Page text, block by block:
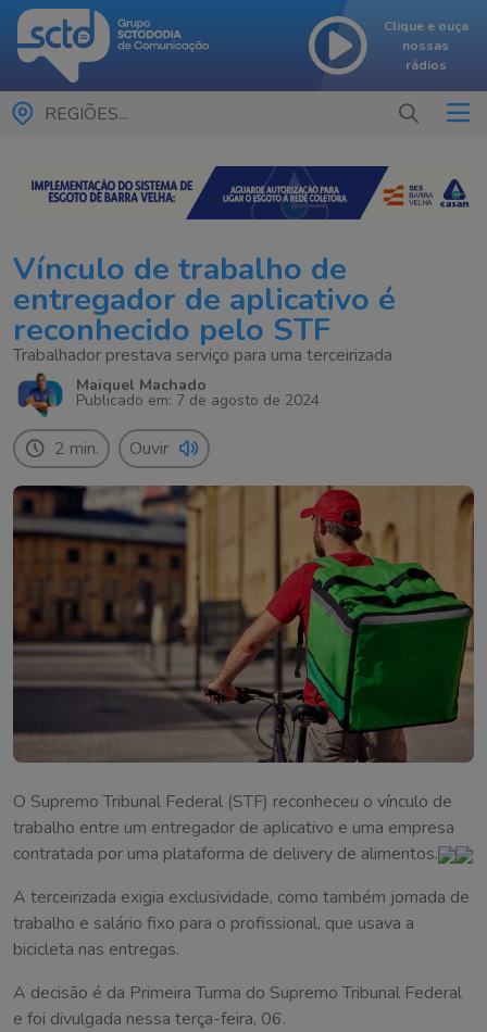
Clique e ouça
nossas
rádios
REGIÕES...
Vínculo de trabalho de
entregador de aplicativo é
reconhecido pelo STF
Trabalhador prestava serviço para uma terceirizada
Maiquel Machado
Publicado em: 7 de agosto de 2024
2 min. Ouvir
O Supremo Tribunal Federal (STF) reconheceu o vínculo de
trabalho entre um entregador de aplicativo e uma empresa
contratada por uma plataforma de delivery de alimentos.
A terceirizada exigia exclusividade, como também jornada de
trabalho e salário fixo para o profissional, que usava a
bicicleta nas entregas.
A decisão é da Primeira Turma do Supremo Tribunal Federal
e foi divulgada nessa terça-feira, 06.